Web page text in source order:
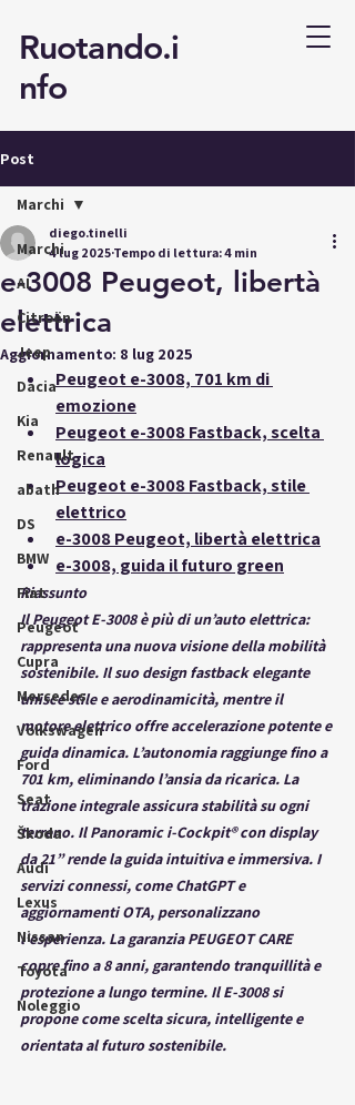
Ruotando.i
nfo
Post
Marchi
AI
Citroën
Jeep
Dacia
Kia
Renault
abath
DS
BMW
Fiat
Peugeot
Cupra
Mercedes
Volkswagen
Ford
Seat
Škoda
Audi
Lexus
Nissan
Toyota
Noleggio
Marchi
e-3008 Peugeot, libertà
elettrica
diego.tinelli
4 lug 2025Tempo di lettura: 4 min
Aggiornamento: 8 lug 2025
Peugeot e-3008, 701 km di
emozione
Peugeot e-3008 Fastback, scelta
logica
Peugeot e-3008 Fastback, stile
elettrico
e-3008 Peugeot, libertà elettrica
e-3008, guida il futuro green
Riassunto
Il Peugeot E-3008 è più di un’auto elettrica:
rappresenta una nuova visione della mobilità
sostenibile. Il suo design fastback elegante
unisce stile e aerodinamicità, mentre il
motore elettrico offre accelerazione potente e
guida dinamica. L’autonomia raggiunge fino a
701 km, eliminando l’ansia da ricarica. La
trazione integrale assicura stabilità su ogni
terreno. Il Panoramic i-Cockpit® con display
da 21” rende la guida intuitiva e immersiva. I
servizi connessi, come ChatGPT e
aggiornamenti OTA, personalizzano
l’esperienza. La garanzia PEUGEOT CARE
copre fino a 8 anni, garantendo tranquillità e
protezione a lungo termine. Il E-3008 si
propone come scelta sicura, intelligente e
orientata al futuro sostenibile.